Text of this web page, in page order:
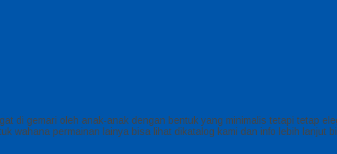
di gemari oleh anak-anak dengan bentuk yang minimalis tetapi tetap
wahana permainan lainya bisa lihat dikatalog kami dan info lebih lanjut